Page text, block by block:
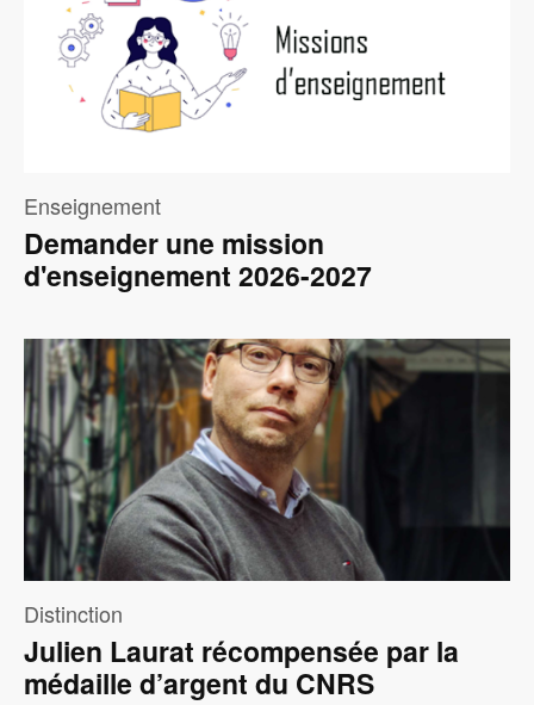
Enseignement
Demander une mission
d'enseignement 2026-2027
Image
Distinction
Julien Laurat récompensée par la
médaille d’argent du CNRS